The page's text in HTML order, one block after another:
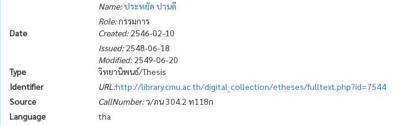
Name:ประหยัด ปานดี
Role:กรรมการ
Date
Created: 2546-02-10
Issued: 2548-06-18
Modified: 2549-06-20
Type
วิทยานิพนธ์/Thesis
Identifier
URL:http://library.cmu.ac.th/digital_collection/etheses/fulltext.php?id=7544
Source
CallNumber:ว/ภน 304.2 ท118ก
Language
tha